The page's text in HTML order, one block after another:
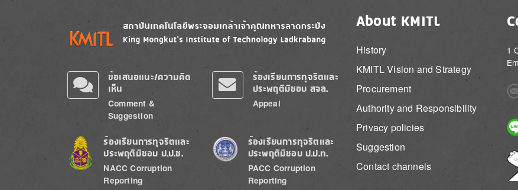
Image Image
ข้อเสนอแนะ/ความคิด
เห็น
Comment &
Suggestion
ร้องเรียนการทุจริตและ
ประพฤติมิชอบ สจล.
Appeal
Image
ร้องเรียนการทุจริตและ
ประพฤติมิชอบ ป.ป.ช.
NACC Corruption
Reporting
Image
ร้องเรียนการทุจริตและ
ประพฤติมิชอบ ป.ป.ท.
PACC Corruption
Reporting
About KMITL
History
KMITL Vision and Strategy
Procurement
Authority and Responsibility
Privacy policies
Suggestion
Contact channels
1